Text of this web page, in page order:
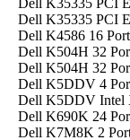
Dell K35335 PCI
Dell K35335 PCI
Dell K4586 16
Dell K504H 32
Dell K504H 32
Dell K5DDV 4
Dell K5DDV Intel
Dell K690K 24
Dell K7M8K 2